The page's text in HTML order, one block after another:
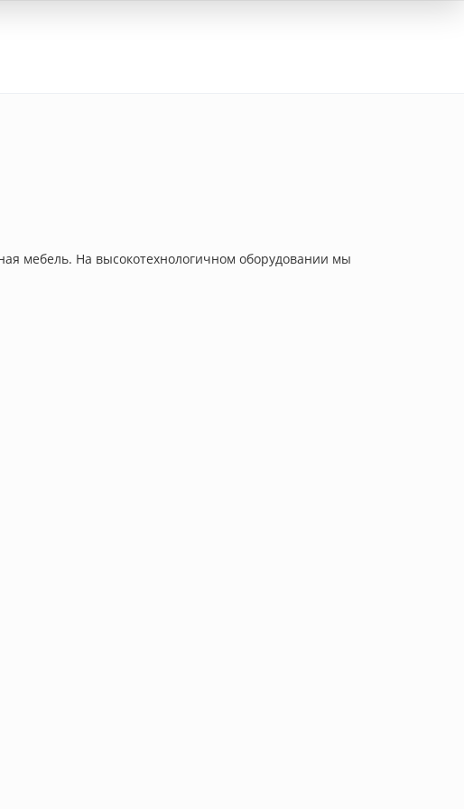
мебель. На высокотехнологичном оборудовании мы